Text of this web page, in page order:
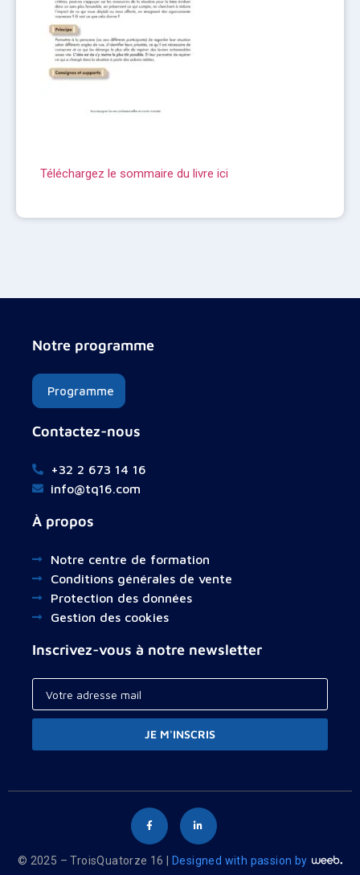
Téléchargez le sommaire du livre ici
Notre programme
Programme
Contactez-nous
+32 2 673 14 16
info@tq16.com
À propos
Notre centre de formation
Conditions générales de vente
Protection des données
Gestion des cookies
Inscrivez-vous à notre newsletter
JE M'INSCRIS
© 2025 – TroisQuatorze 16 | Designed with passion byYour